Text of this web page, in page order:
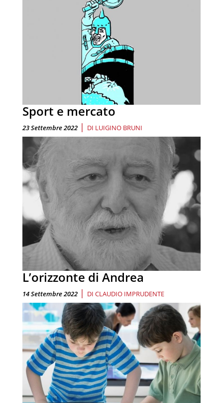
Sport e mercato
23 Settembre 2022 | DI LUIGINO BRUNI
L’orizzonte di Andrea
14 Settembre 2022 | DI CLAUDIO IMPRUDENTE